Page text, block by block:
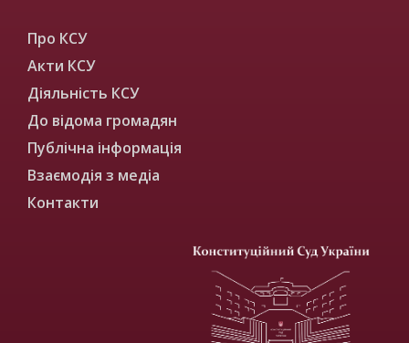
Про КСУ
Акти КСУ
Діяльність КСУ
До відома громадян
Публічна інформація
Взаємодія з медіа
Контакти